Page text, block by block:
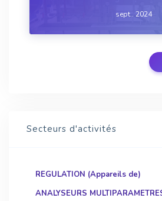
coûteux et plus écologiques,
sept.. 2024
Secteurs d'activités
REGULATION (Appareils de)
ANALYSEURS